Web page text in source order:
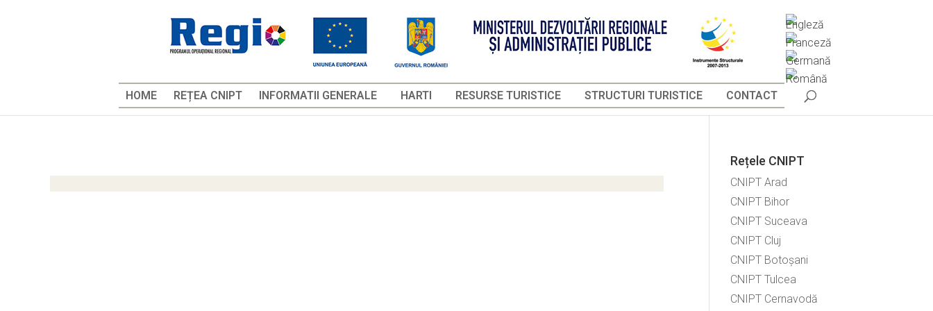
HOME REȚEA CNIPT INFORMATII GENERALE HARTI RESURSE TURISTICE STRUCTURI TURISTICE CONTACT
Rețele CNIPT
CNIPT Arad
CNIPT Bihor
CNIPT Suceava
CNIPT Cluj
CNIPT Botoșani
CNIPT Tulcea
CNIPT Cernavodă